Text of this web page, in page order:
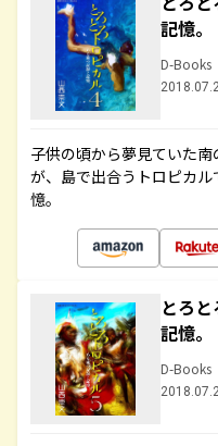
記憶
D-Books
子供の頃から夢見ていた
が、島で出合うトロピカ
憶。
とろ
記憶
D-Books